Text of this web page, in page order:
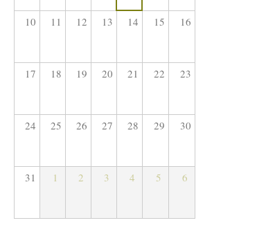
10 11 12 13 14 15 16
17 18 19 20 21 22 23
24 25 26 27 28 29 30
31 1 2 3 4 5 6